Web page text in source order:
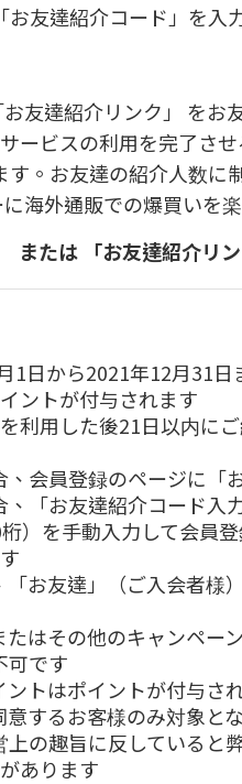
友達紹介コード」を入
友達紹介リンク」 を
ービスの利用を完了さ
。お友達の紹介人数
海外通販での爆買いを
たは 「お友達紹介リ
1日から2021年12月31日
ントが付与されます
利用した後21日以内に
、会員登録のページに
、「お友達紹介コード
桁）を手動入力して会員
お友達」（ご入会者
はその他のキャンペー
可です
トはポイントが付与さ
するお客様のみ対象と
上の趣旨に反していると
あります